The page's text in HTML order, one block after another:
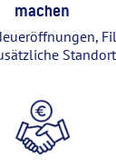
machen